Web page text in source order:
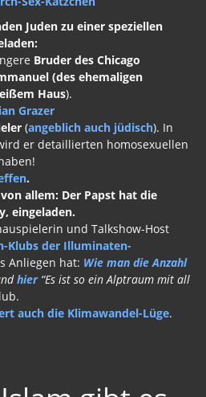
Juden zu einer speziellen
Bruder des Chicago
(des ehemaligen
Haus).
Grazer
(angeblich auch jüdisch
er detaillierten homosexuellen
.
allem:
eingeladen.
und Talkshow-Host
Klubs der Illuminaten-
Anliegen hat:Wie man die Anzahl
hier“Es ist so ein Alptraum mit all
auch die Klimawandel-Lüge
gibt es